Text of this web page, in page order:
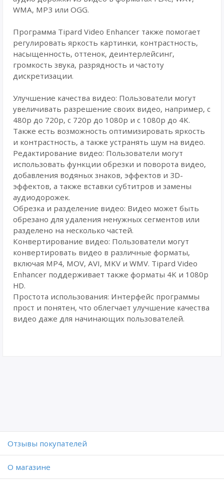
WMA, MP3 или OGG.
Программа Tipard Video Enhancer также помогает
регулировать яркость картинки, контрастность,
насыщенность, оттенок, деинтерлейсинг,
громкость звука, разрядность и частоту
дискретизации.
Улучшение качества видео: Пользователи могут
увеличивать разрешение своих видео, например, с
480p до 720p, с 720p до 1080p и с 1080p до 4K.
Также есть возможность оптимизировать яркость
и контрастность, а также устранять шум на видео.
Редактирование видео: Пользователи могут
использовать функции обрезки и поворота видео,
добавления водяных знаков, эффектов и 3D-
эффектов, а также вставки субтитров и замены
аудиодорожек.
Обрезка и разделение видео: Видео может быть
обрезано для удаления ненужных сегментов или
разделено на несколько частей.
Конвертирование видео: Пользователи могут
конвертировать видео в различные форматы,
включая MP4, MOV, AVI, MKV и WMV. Tipard Video
Enhancer поддерживает также форматы 4K и 1080p
HD.
Простота использования: Интерфейс программы
прост и понятен, что облегчает улучшение качества
видео даже для начинающих пользователей.
Отзывы покупателей
O магазине